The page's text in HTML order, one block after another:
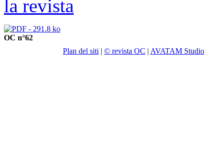
OC n°62
Plan del siti | © revista OC | AVATAM Studio